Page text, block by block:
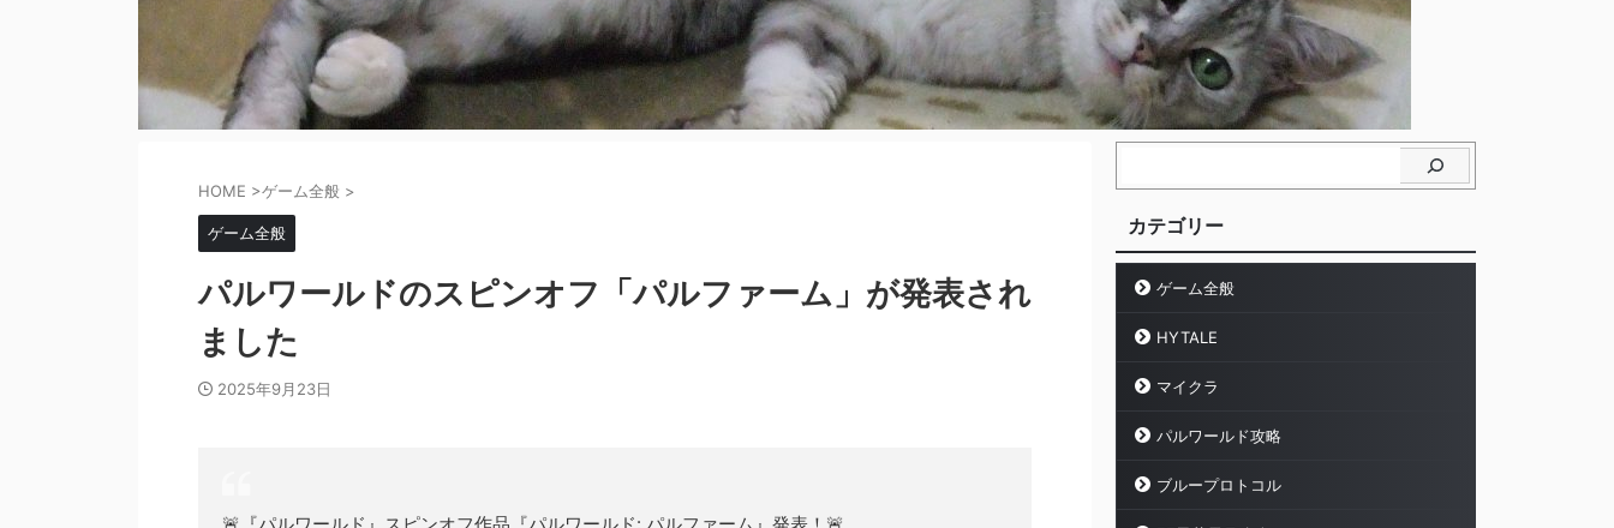
HOME >ゲーム全般 >
ゲーム全般
パルワールドのスピンオフ「パルファーム」が発表され
ました
2025年9月23日
カテゴリー
ゲーム全般
HYTALE
マイクラ
パルワールド攻略
ブループロトコル